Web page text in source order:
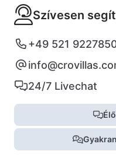
Szívesen
+49 521
24/7 Livechat